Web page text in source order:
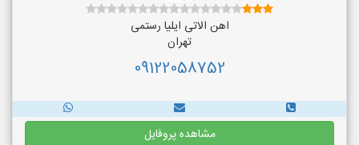
اهن الاتی ایلیا رستمی
تهران
09122058752
مشاهده پروفایل